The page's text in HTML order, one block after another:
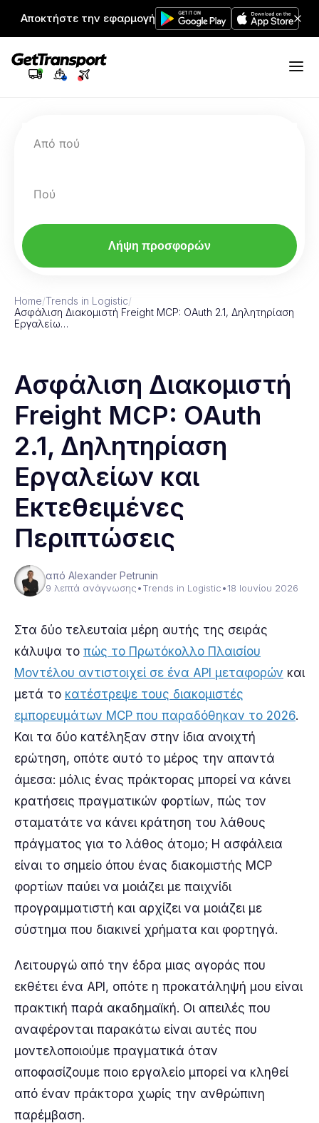
Αποκτήστε την εφαρμογή
Από πού
Πού
Λήψη προσφορών
Home/Trends in Logistic/
Ασφάλιση Διακομιστή Freight MCP: OAuth 2.1, Δηλητηρίαση
Εργαλείω…
Ασφάλιση Διακομιστή
Freight MCP: OAuth
2.1, Δηλητηρίαση
Εργαλείων και
Εκτεθειμένες
Περιπτώσεις
από Alexander Petrunin
9 λεπτά ανάγνωσης•Trends in Logistic•18 Ιουνίου 2026
Στα δύο τελευταία μέρη αυτής της σειράς
κάλυψα το πώς το Πρωτόκολλο Πλαισίου
Μοντέλου αντιστοιχεί σε ένα API μεταφορών και
μετά το κατέστρεψε τους διακομιστές
εμπορευμάτων MCP που παραδόθηκαν το 2026.
Και τα δύο κατέληξαν στην ίδια ανοιχτή
ερώτηση, οπότε αυτό το μέρος την απαντά
άμεσα: μόλις ένας πράκτορας μπορεί να κάνει
κρατήσεις πραγματικών φορτίων, πώς τον
σταματάτε να κάνει κράτηση του λάθους
πράγματος για το λάθος άτομο; Η ασφάλεια
είναι το σημείο όπου ένας διακομιστής MCP
φορτίων παύει να μοιάζει με παιχνίδι
προγραμματιστή και αρχίζει να μοιάζει με
σύστημα που διακινεί χρήματα και φορτηγά.
Λειτουργώ από την έδρα μιας αγοράς που
εκθέτει ένα API, οπότε η προκατάληψή μου είναι
πρακτική παρά ακαδημαϊκή. Οι απειλές που
αναφέρονται παρακάτω είναι αυτές που
μοντελοποιούμε πραγματικά όταν
αποφασίζουμε ποιο εργαλείο μπορεί να κληθεί
από έναν πράκτορα χωρίς την ανθρώπινη
παρέμβαση.